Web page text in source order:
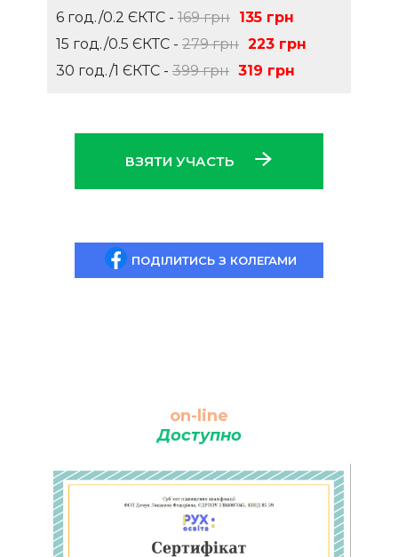
6 год./0.2 ЄКТС - 169 грн 135 грн
15 год./0.5 ЄКТС - 279 грн 223 грн
30 год./1 ЄКТС - 399 грн 319 грн
ВЗЯТИ УЧАСТЬ
ПОДІЛИТИСЬ З КОЛЕГАМИ
on-line
Доступно